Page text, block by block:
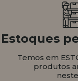
Estoques
Temos em
produtos